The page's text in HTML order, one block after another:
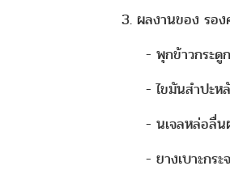
3. ผลงานของ รองศ
- พุกข้าวกระดูก
- ไขมันสำปะหลังอ
- นเจลหล่อลื่นผลิตจ
- ยางเบาะกร